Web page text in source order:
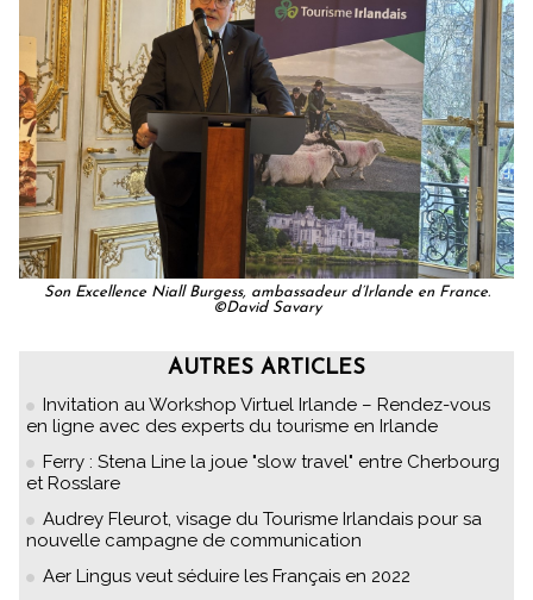
Son Excellence Niall Burgess, ambassadeur d’Irlande en France.
©David Savary
AUTRES ARTICLES
Invitation au Workshop Virtuel Irlande – Rendez-vous
en ligne avec des experts du tourisme en Irlande
Ferry : Stena Line la joue "slow travel" entre Cherbourg
et Rosslare
Audrey Fleurot, visage du Tourisme Irlandais pour sa
nouvelle campagne de communication
Aer Lingus veut séduire les Français en 2022